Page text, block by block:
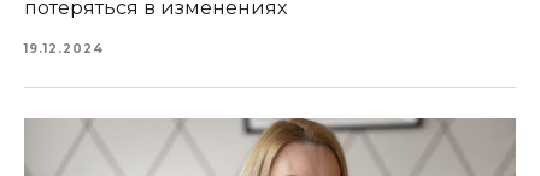
потеряться в изменениях
19.12.2024